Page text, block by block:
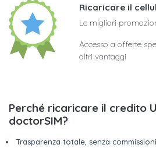
Ricaricare il
Le migliori
Accesso a offerte
altri vantaggi
Perché ricaricare il credito
doctorSIM?
Trasparenza totale, senza